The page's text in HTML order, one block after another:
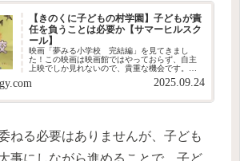
【きのくに子どもの村学園】子どもが責
任を負うことは必要か【サマーヒルスク
ール】
映画「夢みる小学校 完結編」を見てきまし
た！この映画は映画館ではやっておらず、自主
上映でしか見れないので、貴重な機会です。と
言いつつも、子どもが暴れまわったせいで開始
30分で退出する羽目になりましたが(笑)でも、最
2025.09.24
ねる必要はありませんが、子ども
事にしながら進めることで、子ど